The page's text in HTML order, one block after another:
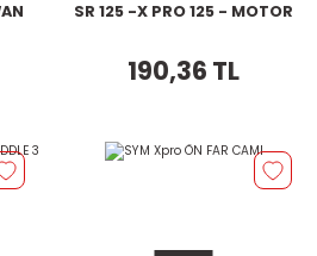
SR 125 -X PRO 125 - MOTOR
190,36 TL